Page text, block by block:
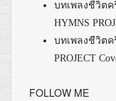
บทเพลงชีวิตค
HYMNS
บทเพลงชีวิตค
PROJECT
FOLLOW ME